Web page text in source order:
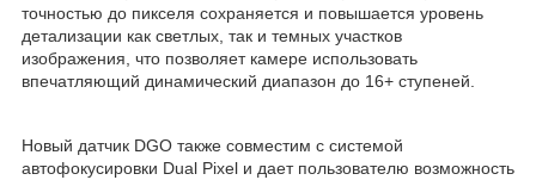
точностью до пикселя сохраняется и повышается уровень
детализации как светлых, так и темных участков
изображения, что позволяет камере использовать
впечатляющий динамический диапазон до 16+ ступеней.
Новый датчик DGO также совместим с системой
автофокусировки Dual Pixel и дает пользователю возможность